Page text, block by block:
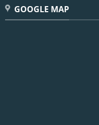
GOOGLE MAP